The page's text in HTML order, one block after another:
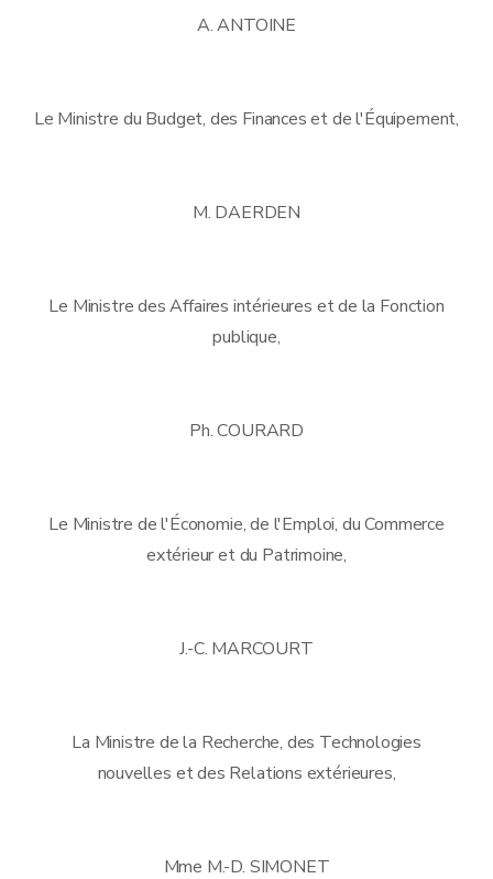
A. ANTOINE
Le Ministre du Budget, des Finances et de l'Équipement,
M. DAERDEN
Le Ministre des Affaires intérieures et de la Fonction
publique,
Ph. COURARD
Le Ministre de l'Économie, de l'Emploi, du Commerce
extérieur et du Patrimoine,
J.-C. MARCOURT
La Ministre de la Recherche, des Technologies
nouvelles et des Relations extérieures,
Mme M.-D. SIMONET